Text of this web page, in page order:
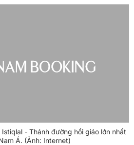
- Thánh đường hồi giáo lớn nhất
Á. (Ảnh: Internet)